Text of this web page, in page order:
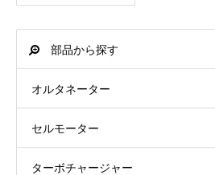
部品から探す
オルタネーター
セルモーター
ターボチャージャー